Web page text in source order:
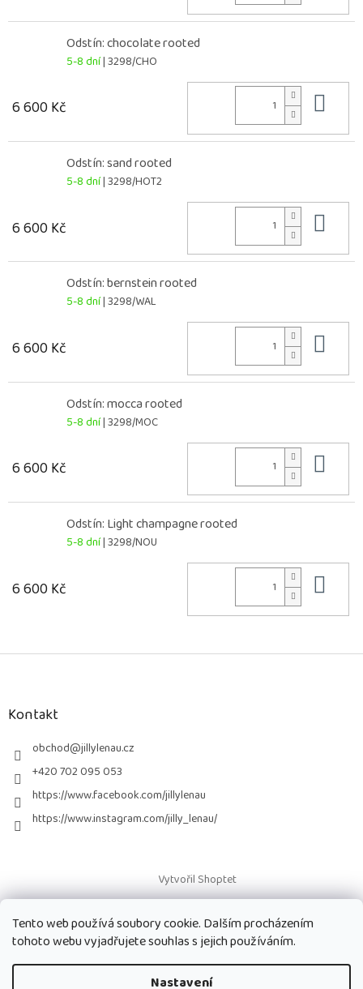
Tento web používá soubory cookie. Dalším procházením
tohoto webu vyjadřujete souhlas s jejich používáním.
Nastavení
Odstín: chocolate rooted
5-8 dní| 3298/CHO
6 600 Kč
Odstín: sand rooted
5-8 dní| 3298/HOT2
6 600 Kč
Odstín: bernstein rooted
5-8 dní| 3298/WAL
6 600 Kč
Odstín: mocca rooted
5-8 dní| 3298/MOC
6 600 Kč
Odstín: Light champagne rooted
5-8 dní| 3298/NOU
6 600 Kč
Z
Kontakt
obchod@jillylenau.cz
+420 702 095 053
https://www.facebook.com/jillylenau
https://www.instagram.com/jilly_lenau/
Vytvořil Shoptet
Copyright 2026Paruky Jilly Lenau s.r.o.. Všechna práva vyhrazena.